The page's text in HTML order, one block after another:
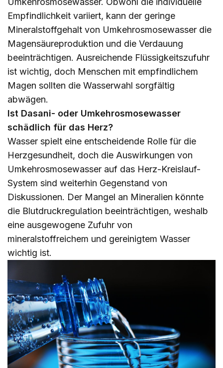
Empfindlichkeit variiert, kann der geringe
Mineralstoffgehalt von Umkehrosmosewasser die
Magensäureproduktion und die Verdauung
beeinträchtigen. Ausreichende Flüssigkeitszufuhr
ist wichtig, doch Menschen mit empfindlichem
Magen sollten die Wasserwahl sorgfältig
abwägen.
Ist Dasani- oder Umkehrosmosewasser
schädlich für das Herz?
Wasser spielt eine entscheidende Rolle für die
Herzgesundheit, doch die Auswirkungen von
Umkehrosmosewasser auf das Herz-Kreislauf-
System sind weiterhin Gegenstand von
Diskussionen. Der Mangel an Mineralien könnte
die Blutdruckregulation beeinträchtigen, weshalb
eine ausgewogene Zufuhr von
mineralstoffreichem und gereinigtem Wasser
wichtig ist.